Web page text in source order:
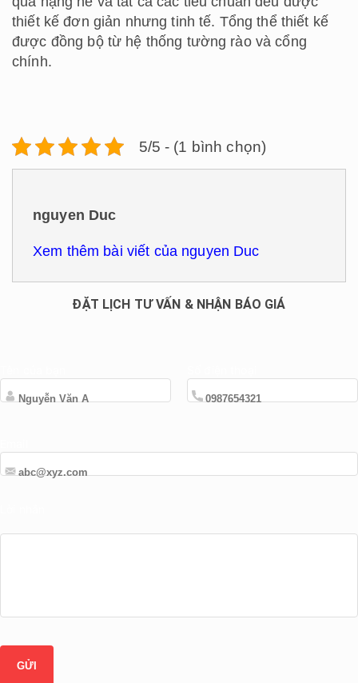
thiết kế đơn giản nhưng tinh tế. Tổng thể thiết kế
được đồng bộ từ hệ thống tường rào và cổng
chính.
5/5 - (1 bình chọn)
nguyen Duc
Xem thêm bài viết của nguyen Duc
ĐẶT LỊCH TƯ VẤN & NHẬN BÁO GIÁ